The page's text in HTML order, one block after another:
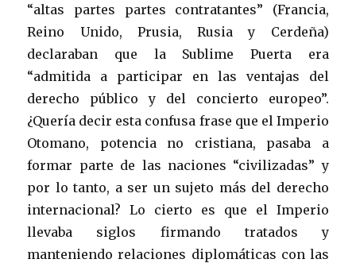
“altas partes partes contratantes” (Francia,
Reino Unido, Prusia, Rusia y Cerdeña)
declaraban que la Sublime Puerta era
“admitida a participar en las ventajas del
derecho público y del concierto europeo”.
¿Quería decir esta confusa frase que el Imperio
Otomano, potencia no cristiana, pasaba a
formar parte de las naciones “civilizadas” y
por lo tanto, a ser un sujeto más del derecho
internacional? Lo cierto es que el Imperio
llevaba siglos firmando tratados y
manteniendo relaciones diplomáticas con las